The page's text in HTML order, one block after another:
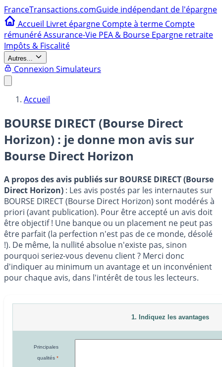
FranceTransactions.comGuide indépendant de l'épargne
Accueil Livret épargne Compte à terme Compte
rémunéréAssurance-Vie PEA & Bourse Epargne retraite
Impôts & Fiscalité
Autres...
Connexion Simulateurs
Accueil
BOURSE DIRECT (Bourse Direct
Horizon) : je donne mon avis sur
Bourse Direct Horizon
A propos des avis publiés sur BOURSE DIRECT (Bourse
Direct Horizon) : Les avis postés par les internautes sur
BOURSE DIRECT (Bourse Direct Horizon) sont modérés à
priori (avant publication). Pour être accepté un avis doit
être objectif ! Une banque ou un placement ne peut pas
être parfait (la perfection n'est pas de ce monde, désolé
!). De même, la nullité absolue n'existe pas, sinon
pourquoi seriez-vous devenu client ? Merci donc
d'indiquer au minimum un avantage et un inconvénient
pour chaque avis, dans l'intérêt de tous les lecteurs.
1. Indiquez les avantages
Principales
qualités *